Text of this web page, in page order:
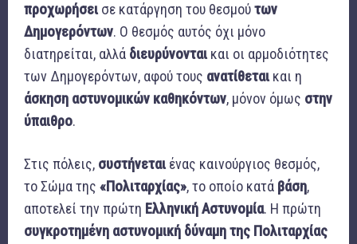
προχωρήσει σε κατάργηση του θεσμούτων
Δημογερόντων. Ο θεσμός αυτός όχι μόνο
διατηρείται, αλλά διευρύνονται και οι αρμοδιότητες
των Δημογερόντων, αφού τους ανατίθεται και η
άσκηση αστυνομικών καθηκόντων, μόνον όμως στην
ύπαιθρο.
Στις πόλεις, συστήνεται ένας καινούργιος θεσμός,
το Σώμα της «Πολιταρχίας», το οποίο κατά βάση,
αποτελεί την πρώτη Ελληνική Αστυνομία. Η πρώτη
συγκροτημένη αστυνομική δύναμη της Πολιταρχίας